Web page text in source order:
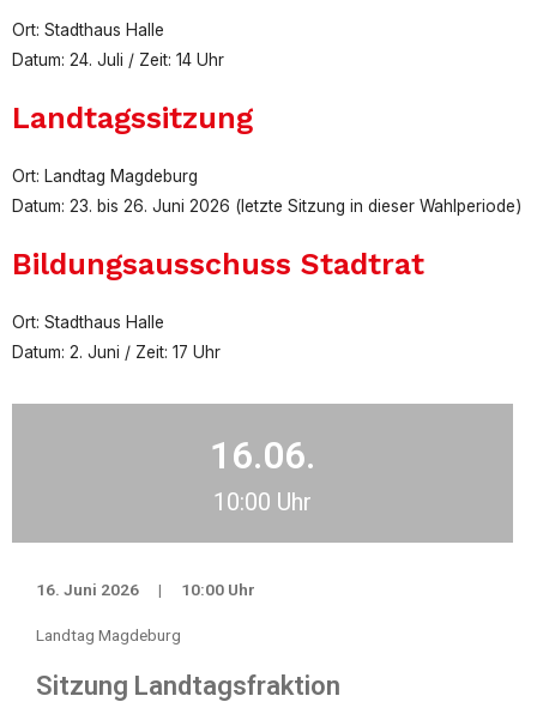
Ort: Stadthaus Halle
Datum: 24. Juli / Zeit: 14 Uhr
Landtagssitzung
Ort: Landtag Magdeburg
Datum: 23. bis 26. Juni 2026 (letzte Sitzung in dieser Wahlperiode)
Bildungsausschuss Stadtrat
Ort: Stadthaus Halle
Datum: 2. Juni / Zeit: 17 Uhr
16.06.
10:00 Uhr
16. Juni 2026 | 10:00 Uhr
Landtag Magdeburg
Sitzung Landtagsfraktion